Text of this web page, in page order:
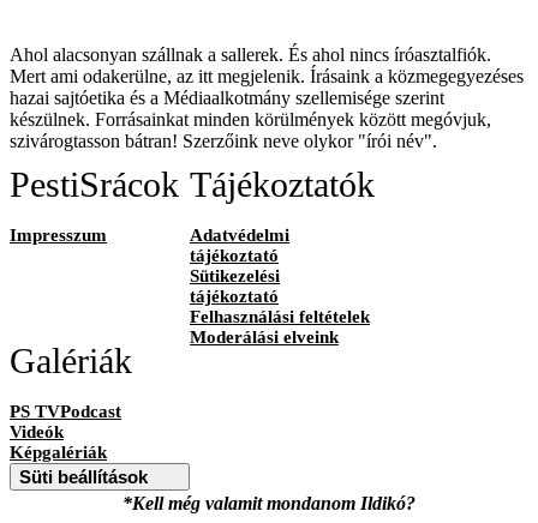
Ahol alacsonyan szállnak a sallerek. És ahol nincs íróasztalfiók.
Mert ami odakerülne, az itt megjelenik. Írásaink a közmegegyezéses
hazai sajtóetika és a Médiaalkotmány szellemisége szerint
készülnek. Forrásainkat minden körülmények között megóvjuk,
szivárogtasson bátran! Szerzőink neve olykor "írói név".
PestiSrácok
Impresszum
Tájékoztatók
Adatvédelmi
tájékoztató
Sütikezelési
tájékoztató
Felhasználási feltételek
Moderálási elveink
Galériák
PS TVPodcast
Videók
Képgalériák
Süti beállítások
*Kell még valamit mondanom Ildikó?